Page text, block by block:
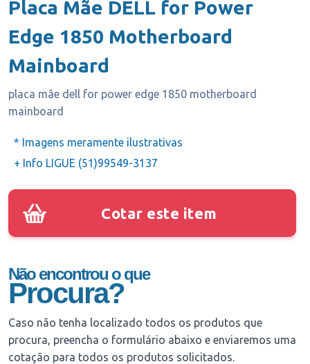
Placa Mãe DELL for Power
Edge 1850 Motherboard
Mainboard
placa mãe dell for power edge 1850 motherboard
mainboard
* Imagens meramente ilustrativas
+ Info LIGUE (51)99549-3137
Cotar este item
Não encontrou o que
Procura?
Caso não tenha localizado todos os produtos que
procura, preencha o formulário abaixo e enviaremos uma
cotação para todos os produtos solicitados.